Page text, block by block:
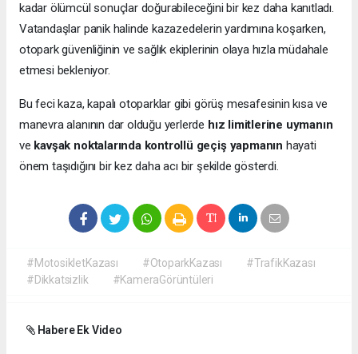
kadar ölümcül sonuçlar doğurabileceğini bir kez daha kanıtladı.
Vatandaşlar panik halinde kazazedelerin yardımına koşarken,
otopark güvenliğinin ve sağlık ekiplerinin olaya hızla müdahale
etmesi bekleniyor.
Bu feci kaza, kapalı otoparklar gibi görüş mesafesinin kısa ve
manevra alanının dar olduğu yerlerde hız limitlerine uymanın
ve kavşak noktalarında kontrollü geçiş yapmanın hayati
önem taşıdığını bir kez daha acı bir şekilde gösterdi.
#MotosikletKazası #OtoparkKazası
#TrafikKazası
#Dikkatsizlik
#KameraGörüntüleri
Habere Ek Video